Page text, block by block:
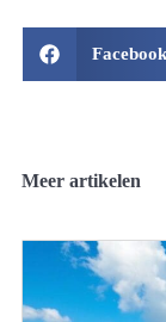
Facebook
Meer artikelen